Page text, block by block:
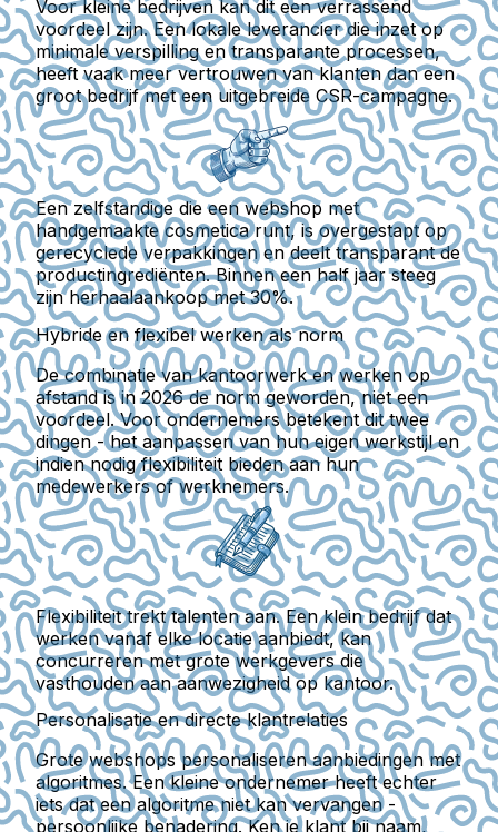
Voor kleine bedrijven kan dit een verrassend
voordeel zijn.Een lokale leverancier die inzet op
minimale verspilling en transparante processen,
heeft vaak meer vertrouwen van klanten dan een
groot bedrijf met een uitgebreide CSR-campagne.
Een zelfstandige die een webshop met
handgemaakte cosmetica runt, is overgestapt op
gerecyclede verpakkingen en deelt transparant de
productingrediënten. Binnen een half jaar steeg
zijn herhaalaankoop met 30%.
Hybride en flexibel werken als norm
De combinatie van kantoorwerk en werken op
afstand is in 2026 de norm geworden, niet een
voordeel. Voor ondernemers betekent dit twee
dingen- het aanpassen van hun eigen werkstijl en
indien nodig flexibiliteit bieden aan hun
medewerkers of werknemers.
Flexibiliteit trekt talenten aan. Een klein bedrijf dat
werken vanaf elke locatie aanbiedt, kan
concurreren met grote werkgevers die
vasthouden aan aanwezigheid op kantoor.
Personalisatie en directe klantrelaties
Grote webshops personaliseren aanbiedingen met
algoritmes. Een kleine ondernemer heeft echter
iets dat een algoritme niet kan vervangen-
persoonlijke benadering.Ken je klant bij naam,